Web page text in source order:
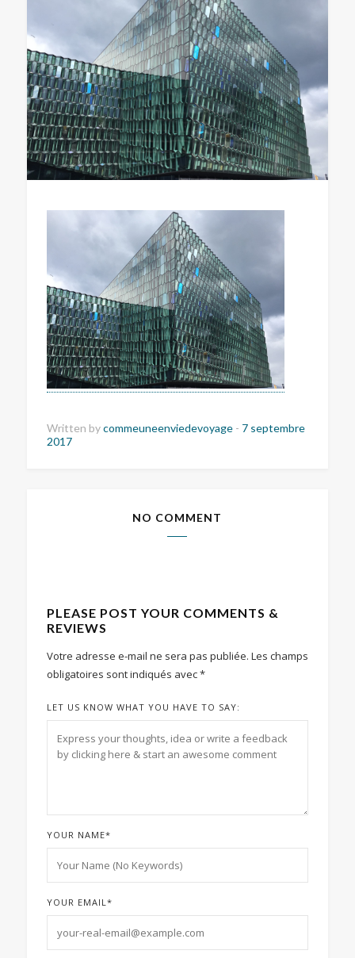
Written bycommeuneenviedevoyage - 7 septembre
2017
NO COMMENT
PLEASE POST YOUR COMMENTS &
REVIEWS
Votre adresse e-mail ne sera pas publiée. Les champs
obligatoires sont indiqués avec*
LET US KNOW WHAT YOU HAVE TO SAY:
YOUR NAME*
YOUR EMAIL *